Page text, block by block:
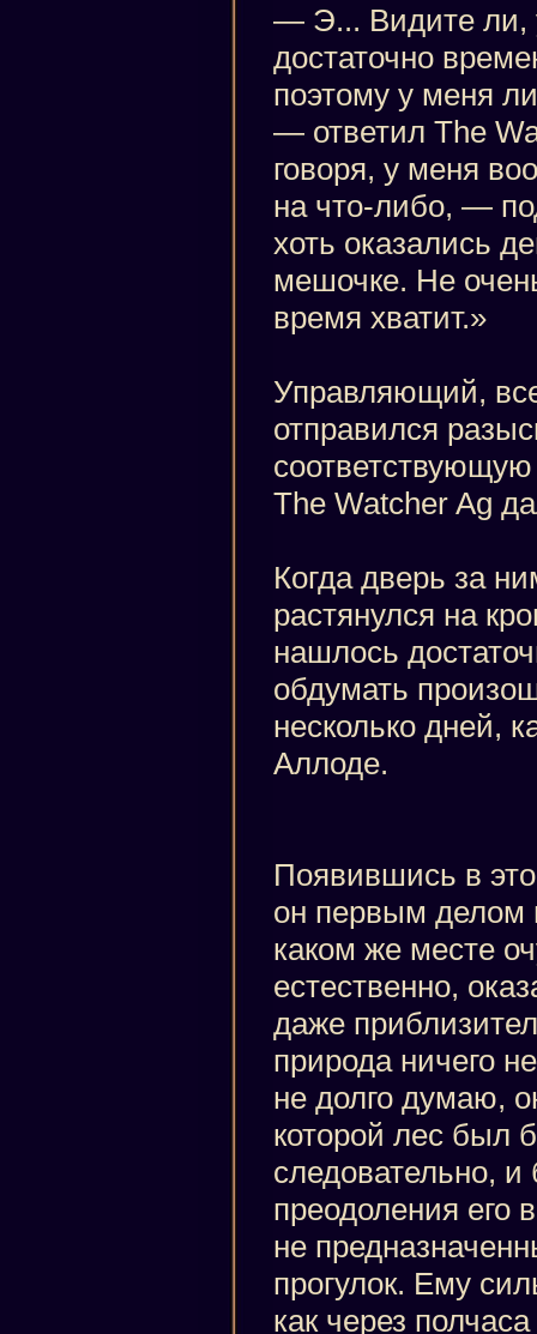
— Э... Видите ли,
достаточно
поэтому у меня
— ответил The
говоря, у меня
на что-либо, —
хоть оказались
мешочке. Не
время хватит.»
Управляющий,
отправился
соответствующую
The Watcher Ag
Когда дверь за
растянулся на
нашлось
обдумать
несколько дней,
Аллоде.
Появившись в
он первым делом
каком же месте
естественно,
даже
природа ничего
не долго думаю,
которой лес был
следовательно,
преодоления его
не
прогулок. Ему
как через